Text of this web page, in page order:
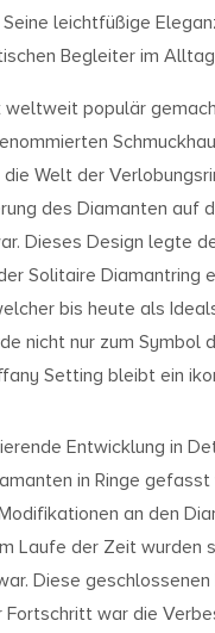
leichtfüßige
Begleiter im
populär
Welt der
des Diamanten
Dieses Design
Solitaire
bis heute als
nicht nur zum
Setting bleibt ein
Entwicklung in
in Ringe
an den
Laufe der Zeit
Diese
war die